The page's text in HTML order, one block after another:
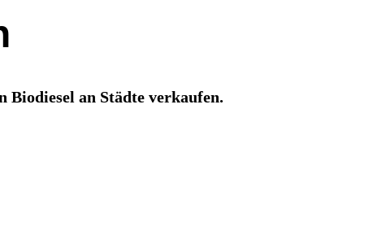
Biodiesel an Städte verkaufen.